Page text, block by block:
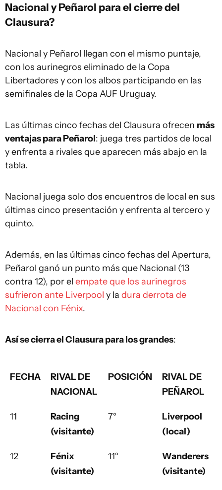
Nacional y Peñarol para el cierre del
Clausura?
Nacional y Peñarol llegan con el mismo puntaje,
con los aurinegros eliminado de la Copa
Libertadores y con los albos participando en las
semifinales de la Copa AUF Uruguay.
Las últimas cinco fechas del Clausura ofrecen más
ventajas para Peñarol: juega tres partidos de local
y enfrenta a rivales que aparecen más abajo en la
tabla.
Nacional juega solo dos encuentros de local en sus
últimas cinco presentación y enfrenta al tercero y
quinto.
Además, en las últimas cinco fechas del Apertura,
Peñarol ganó un punto más que Nacional (13
contra 12), por el empate que los aurinegros
sufrieron ante Liverpool y la dura derrota de
Nacional con Fénix.
Así se cierra el Clausura para los grandes:
FECHA
RIVAL DE
NACIONAL
POSICIÓN
RIVAL DE
PEÑAROL
11
Racing
(visitante)
7°
Liverpool
(local)
12
Fénix
(visitante)
11°
Wanderers
(visitante)